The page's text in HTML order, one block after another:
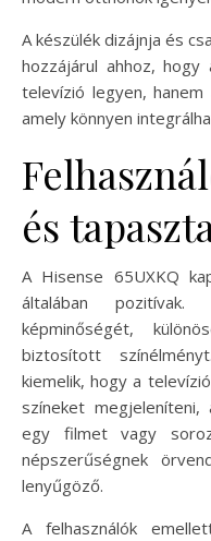
A készülék dizájnja és
hozzájárul ahhoz,
televízió legyen,
amely könnyen
és
A Hisense 65UXKQ
általában
képminőségét,
biztosított
kiemelik, hogy a
színeket
egy filmet vagy
népszerűségnek
lenyűgöző.
A felhasználók